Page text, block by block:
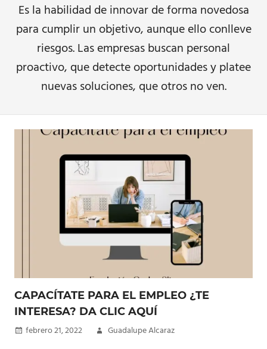
Es la habilidad de innovar de forma novedosa
para cumplir un objetivo, aunque ello conlleve
riesgos. Las empresas buscan personal
proactivo, que detecte oportunidades y platee
nuevas soluciones, que otros no ven.
CAPACÍTATE PARA EL EMPLEO ¿TE
INTERESA? DA CLIC AQUÍ
febrero 21, 2022 Guadalupe Alcaraz